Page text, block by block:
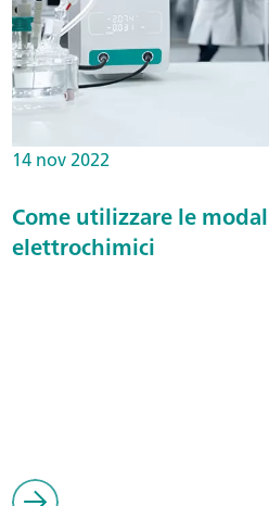
14 nov 2022
Come utilizzare le
elettrochimici